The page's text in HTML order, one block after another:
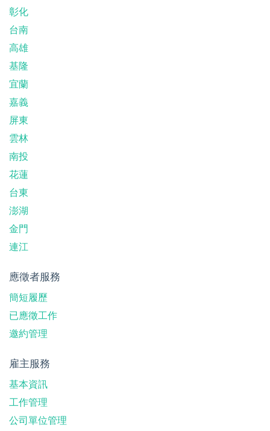
彰化
台南
高雄
基隆
宜蘭
嘉義
屏東
雲林
南投
花蓮
台東
澎湖
金門
連江
應徵者服務
簡短履歷
已應徵工作
邀約管理
雇主服務
基本資訊
工作管理
公司單位管理